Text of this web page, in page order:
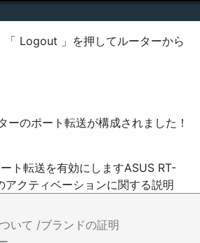
「 Logout 」を押してルーターから
ーのポート転送が構成されました！
ト転送を有効にしますASUS RT-
クティベーションに関する説明
いて /ブランドの証明